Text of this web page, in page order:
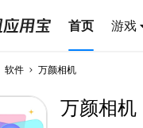
首页 游戏
软件 万颜相机
万颜相机